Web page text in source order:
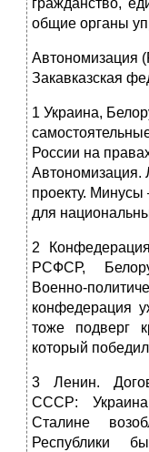
гражданство,
общие органы
Автономизация
Закавказская
1 Украина,
России на
Автономизация.
проекту. Минусы
для
2
РСФСР,
Военно-
конфедерация
тоже подверг
который
3 Ленин.
СССР:
Сталине
Республики